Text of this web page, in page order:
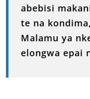
abebisi
te na
Malamu ya
elongwa epai